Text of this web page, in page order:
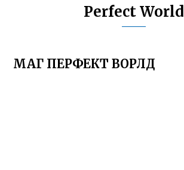
Perfect World
МАГ ПЕРФЕКТ ВОРЛД